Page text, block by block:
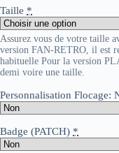
Taille *
Assurez vous de votre taille
version FAN-RETRO, il est
habituelle Pour la version
demi voire une taille.
Badge (PATCH) *